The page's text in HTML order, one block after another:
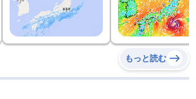
もっと読む